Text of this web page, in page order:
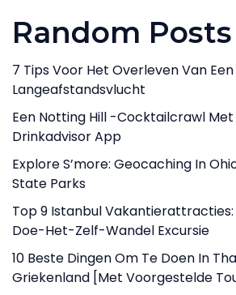
Random Posts
7 Tips Voor Het Overleven Van Een
Langeafstandsvlucht
Een Notting Hill -cocktailcrawl Met
Drinkadvisor App
Explore S’more: Geocaching In
State Parks
Top 9 Istanbul Vakantierattracties:
Doe-Het-Zelf-Wandel Excursie
10 Beste Dingen Om Te Doen In
Griekenland [met Voorgestelde